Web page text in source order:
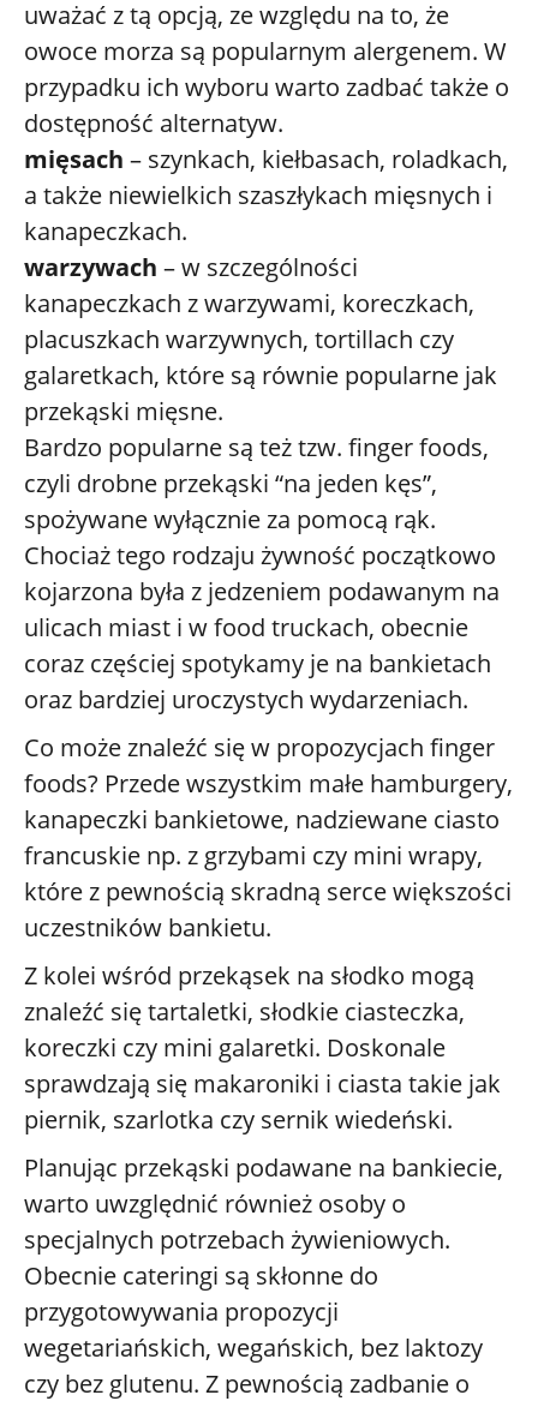
uważać z tą opcją, ze względu na to, że
owoce morza są popularnym alergenem. W
przypadku ich wyboru warto zadbać także o
dostępność alternatyw.
mięsach – szynkach, kiełbasach, roladkach,
a także niewielkich szaszłykach mięsnych i
kanapeczkach.
warzywach – w szczególności
kanapeczkach z warzywami, koreczkach,
placuszkach warzywnych, tortillach czy
galaretkach, które są równie popularne jak
przekąski mięsne.
Bardzo popularne są też tzw. finger foods,
czyli drobne przekąski “na jeden kęs”,
spożywane wyłącznie za pomocą rąk.
Chociaż tego rodzaju żywność początkowo
kojarzona była z jedzeniem podawanym na
ulicach miast i w food truckach, obecnie
coraz częściej spotykamy je na bankietach
oraz bardziej uroczystych wydarzeniach.
Co może znaleźć się w propozycjach finger
foods? Przede wszystkim małe hamburgery,
kanapeczki bankietowe, nadziewane ciasto
francuskie np. z grzybami czy mini wrapy,
które z pewnością skradną serce większości
uczestników bankietu.
Z kolei wśród przekąsek na słodko mogą
znaleźć się tartaletki, słodkie ciasteczka,
koreczki czy mini galaretki. Doskonale
sprawdzają się makaroniki i ciasta takie jak
piernik, szarlotka czy sernik wiedeński.
Planując przekąski podawane na bankiecie,
warto uwzględnić również osoby o
specjalnych potrzebach żywieniowych.
Obecnie cateringi są skłonne do
przygotowywania propozycji
wegetariańskich, wegańskich, bez laktozy
czy bez glutenu. Z pewnością zadbanie o